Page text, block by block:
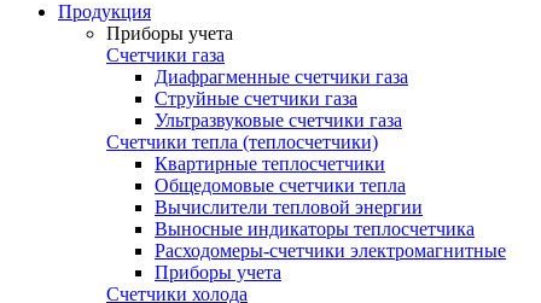
Продукция
Приборы учета
Счетчики газа
Диафрагменные счетчики газа
Струйные счетчики газа
Ультразвуковые счетчики газа
Счетчики тепла (теплосчетчики)
Квартирные теплосчетчики
Общедомовые счетчики тепла
Вычислители тепловой энергии
Выносные индикаторы теплосчетчика
Расходомеры-счетчики электромагнитные
Приборы учета
Счетчики холода